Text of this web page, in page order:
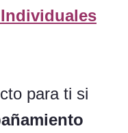
para ti si